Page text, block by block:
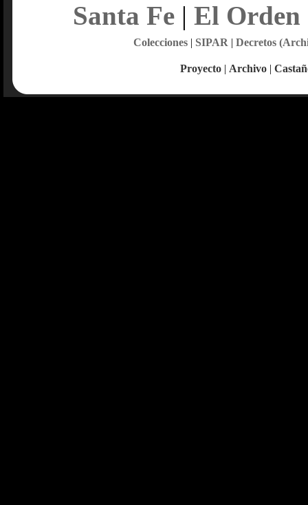
Santa Fe| El Orden
Colecciones| SIPAR | Decretos
Proyecto | Archivo |